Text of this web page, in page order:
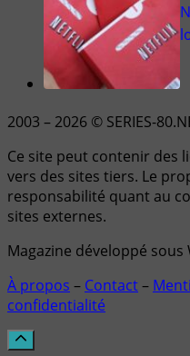
2003 – 2026 © SERIES-
Ce site peut contenir des
vers des sites tiers. Le
responsabilité quant au
sites externes.
Magazine développé
À propos – Contact–
confidentialité